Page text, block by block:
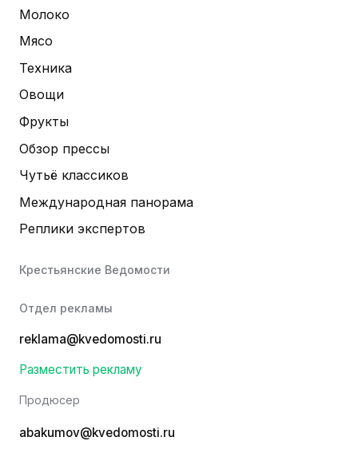
Молоко
Мясо
Техника
Овощи
Фрукты
Обзор прессы
Чутьё классиков
Международная панорама
Реплики экспертов
Крестьянские Ведомости
Отдел рекламы
reklama@kvedomosti.ru
Разместить рекламу
Продюсер
abakumov@kvedomosti.ru